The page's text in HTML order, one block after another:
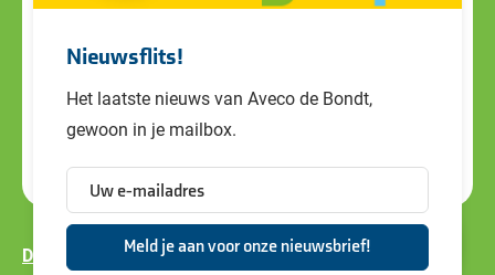
Nieuwsflits!
Het laatste nieuws van Aveco de Bondt,
gewoon in je mailbox.
Disclaimer Privacy policy
Cookiebeleid